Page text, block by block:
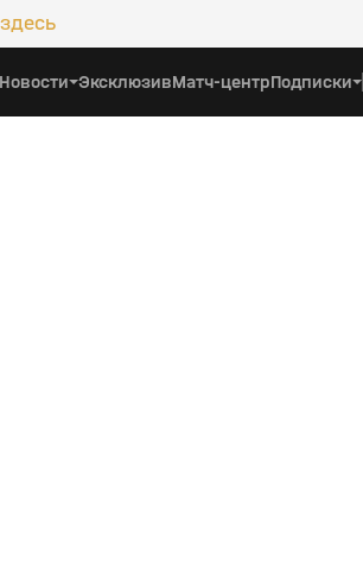
здесь
Новости ЭксклюзивМатч-центрПодписки